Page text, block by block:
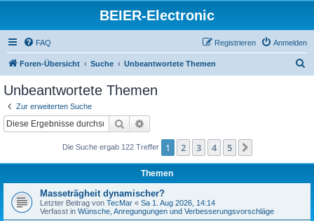
BEIER-Electronic
FAQ Anmelden
Registrieren
Foren-Übersicht Suche Unbeantwortete Themen
Unbeantwortete Themen
Zur erweiterten Suche
Suche
Die Suche ergab 122 Treffer 1 2 3 4 5
Themen
Masseträgheit dynamischer?
Letzter Beitrag von TecMar « Sa 1. Aug 2026, 14:14
Verfasst in Wünsche, Anregungungen und Verbesserungsvorschläge